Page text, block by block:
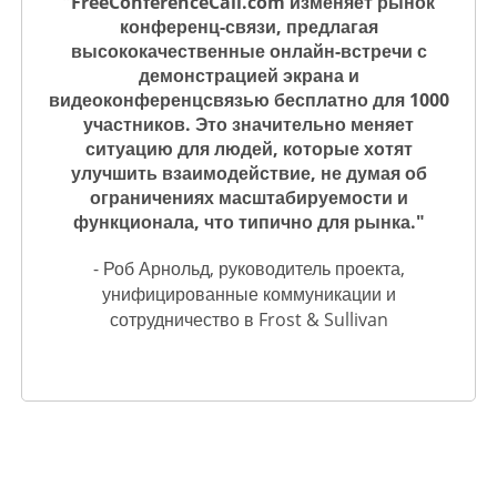
конференц-связи, предлагая
высококачественные онлайн-встречи с
демонстрацией экрана и
видеоконференцсвязью бесплатно для 1000
участников. Это значительно меняет
ситуацию для людей, которые хотят
улучшить взаимодействие, не думая об
ограничениях масштабируемости и
функционала, что типично для рынка."
- Роб Арнольд, руководитель проекта,
унифицированные коммуникации и
сотрудничество в Frost & Sullivan